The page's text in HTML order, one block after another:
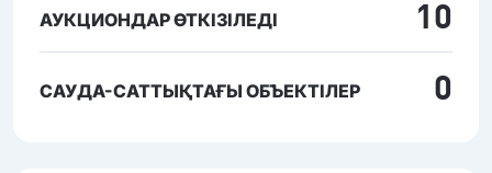
АУКЦИОНДАР ӨТКІЗІЛЕДІ 10
САУДА-САТТЫҚТАҒЫ ОБЪЕКТІЛЕР 0